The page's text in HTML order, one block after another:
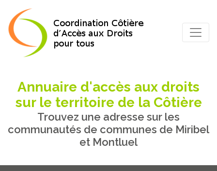
Annuaire d'accès aux droits
sur le territoire de la Côtière
Trouvez une adresse sur les
communautés de communes de Miribel
et Montluel